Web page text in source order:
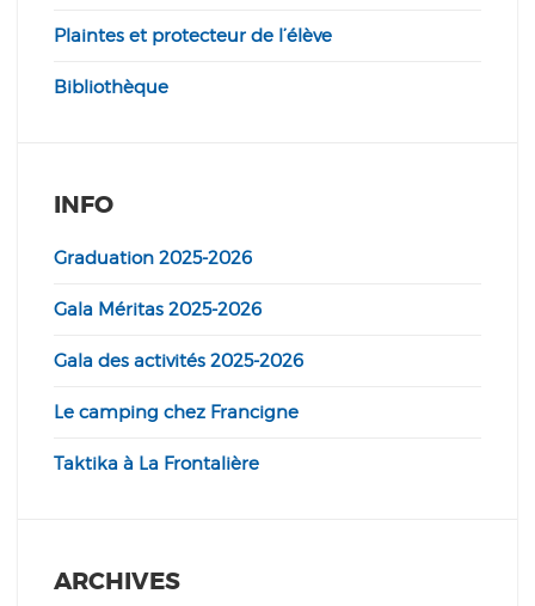
Plaintes et protecteur de l’élève
Bibliothèque
INFO
Graduation 2025-2026
Gala Méritas 2025-2026
Gala des activités 2025-2026
Le camping chez Francigne
Taktika à La Frontalière
ARCHIVES